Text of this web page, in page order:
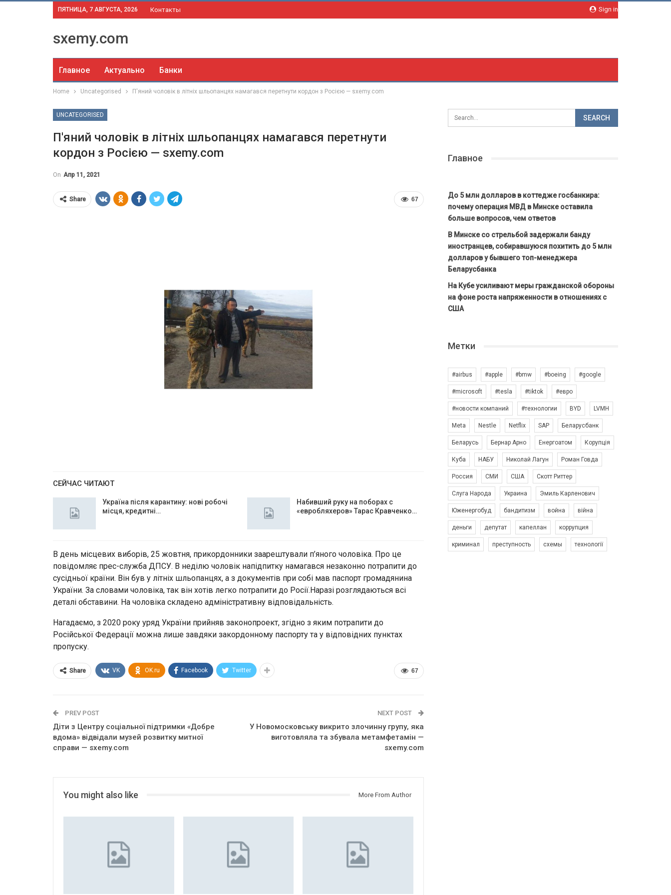
Sign in
ПЯТНИЦА, 7 АВГУСТА, 2026 Контакты
sxemy.com
Главное Актуально Банки
Home Uncategorised П'яний чоловік в літніх шльопанцях намагався перетнути кордон з Росією — sxemy.com
UNCATEGORISED
П'яний чоловік в літніх шльопанцях намагався перетнути
кордон з Росією — sxemy.com
On Апр 11, 2021
67
Share
СЕЙЧАС ЧИТАЮТ
Україна після карантину: нові робочі
місця, кредитні…
Набивший руку на поборах с
«евробляхеров» Тарас Кравченко…
В день місцевих виборів, 25 жовтня, прикордонники заарештували п’яного чоловіка. Про це
повідомляє прес-служба ДПСУ. В неділю чоловік напідпитку намагався незаконно потрапити до
сусідньої країни. Він був у літніх шльопанцях, а з документів при собі мав паспорт громадянина
України. За словами чоловіка, так він хотів легко потрапити до Росії.Наразі розглядаються всі
деталі обставини. На чоловіка складено адміністративну відповідальність.
Нагадаємо, з 2020 року уряд України прийняв законопроект, згідно з яким потрапити до
Російської Федерації можна лише завдяки закордонному паспорту та у відповідних пунктах
пропуску.
67
Share VK OK.ru Facebook Twitter
PREV POST
Діти з Центру соціальної підтримки «Добре
вдома» відвідали музей розвитку митної
справи — sxemy.com
NEXT POST
У Новомосковську викрито злочинну групу, яка
виготовляла та збувала метамфетамін —
sxemy.com
You might also like More From Author
Главное
До 5 млн долларов в коттедже госбанкира:
почему операция МВД в Минске оставила
больше вопросов, чем ответов
В Минске со стрельбой задержали банду
иностранцев, собиравшуюся похитить до 5 млн
долларов у бывшего топ-менеджера
Беларусбанка
На Кубе усиливают меры гражданской обороны
на фоне роста напряженности в отношениях с
США
Метки
#airbus #apple #bmw #boeing #google
#microsoft #tesla #tiktok #евро
#новости компаний #технологии BYD LVMH
Meta Nestle Netflix SAP Беларусбанк
Беларусь Бернар Арно Енергоатом Корупція
Куба НАБУ Николай Лагун Роман Говда
Россия СМИ США Скотт Риттер
Слуга Народа Украина Эмиль Карленович
Юженергобуд бандитизм война війна
деньги депутат капеллан коррупция
криминал преступность схемы технології